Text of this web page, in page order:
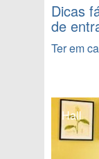
Dicas
de
Ter em
Hall